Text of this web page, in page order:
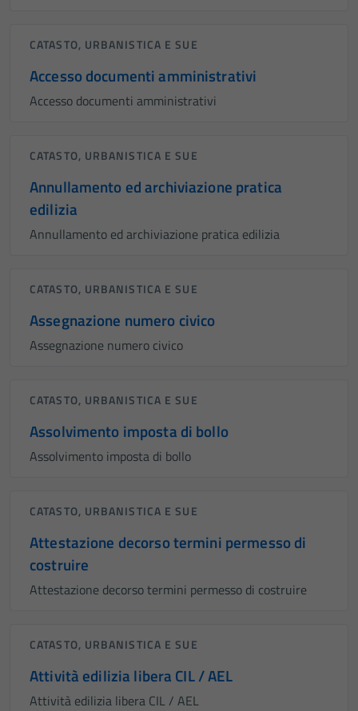
CATASTO, URBANISTICA E SUE
Accesso documenti amministrativi
Accesso documenti amministrativi
CATASTO, URBANISTICA E SUE
Annullamento ed archiviazione pratica
edilizia
Annullamento ed archiviazione pratica edilizia
CATASTO, URBANISTICA E SUE
Assegnazione numero civico
Assegnazione numero civico
CATASTO, URBANISTICA E SUE
Assolvimento imposta di bollo
Assolvimento imposta di bollo
CATASTO, URBANISTICA E SUE
Attestazione decorso termini permesso di
costruire
Attestazione decorso termini permesso di costruire
CATASTO, URBANISTICA E SUE
Attività edilizia libera CIL / AEL
Attività edilizia libera CIL / AEL